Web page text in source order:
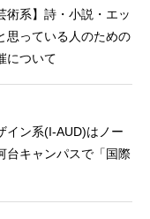
術系】詩・小説・エッ
思っている人のための
について
イン系(I-AUD)はノー
台キャンパスで「国際